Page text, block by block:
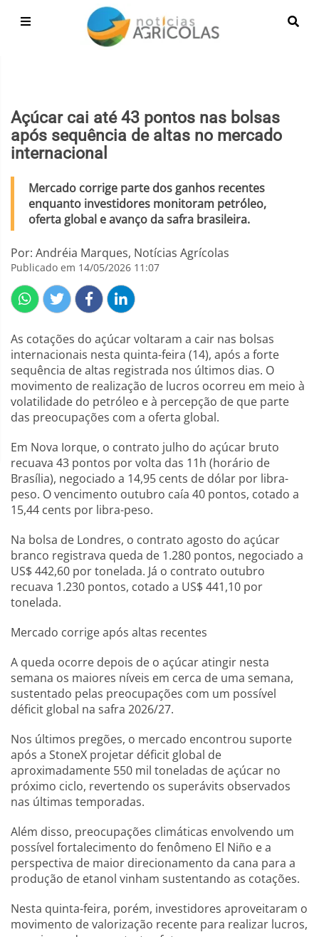
Açúcar cai até 43 pontos nas bolsas
após sequência de altas no mercado
internacional
Mercado corrige parte dos ganhos recentes
enquanto investidores monitoram petróleo,
oferta global e avanço da safra brasileira.
Por: Andréia Marques, Notícias Agrícolas
Publicado em 14/05/2026 11:07
As cotações do açúcar voltaram a cair nas bolsas
internacionais nesta quinta-feira (14), após a forte
sequência de altas registrada nos últimos dias. O
movimento de realização de lucros ocorreu em meio à
volatilidade do petróleo e à percepção de que parte
das preocupações com a oferta global.
Em Nova Iorque, o contrato julho do açúcar bruto
recuava 43 pontos por volta das 11h (horário de
Brasília), negociado a 14,95 cents de dólar por libra-
peso. O vencimento outubro caía 40 pontos, cotado a
15,44 cents por libra-peso.
Na bolsa de Londres, o contrato agosto do açúcar
branco registrava queda de 1.280 pontos, negociado a
US$ 442,60 por tonelada. Já o contrato outubro
recuava 1.230 pontos, cotado a US$ 441,10 por
tonelada.
Mercado corrige após altas recentes
A queda ocorre depois de o açúcar atingir nesta
semana os maiores níveis em cerca de uma semana,
sustentado pelas preocupações com um possível
déficit global na safra 2026/27.
Nos últimos pregões, o mercado encontrou suporte
após a StoneX projetar déficit global de
aproximadamente 550 mil toneladas de açúcar no
próximo ciclo, revertendo os superávits observados
nas últimas temporadas.
Além disso, preocupações climáticas envolvendo um
possível fortalecimento do fenômeno El Niño e a
perspectiva de maior direcionamento da cana para a
produção de etanol vinham sustentando as cotações.
Nesta quinta-feira, porém, investidores aproveitaram o
movimento de valorização recente para realizar lucros,